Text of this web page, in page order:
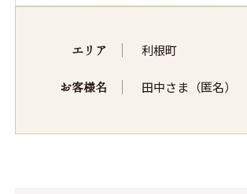
エリア 利根町
お客様名 田中さま（匿名）